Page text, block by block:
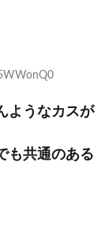
ようなカスが
も共通のある